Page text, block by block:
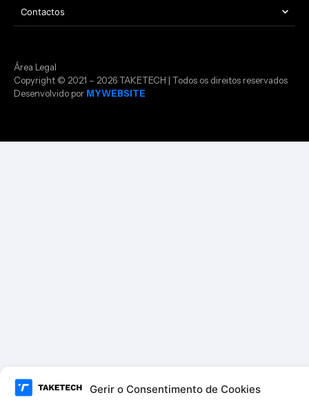
Gerir o Consentimento de Cookies
Contactos
Copyright © 2021 – 2026 TAKETECH | Todos os direitos reservados
Desenvolvido por MYWEBSITE
Área Legal